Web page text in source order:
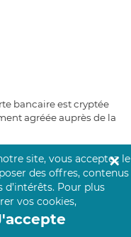
bancaire est cryptée
agréée auprès de la
site, vous acceptez le
des offres, contenus
d’intérêts. Pour plus
vos cookies,
✕